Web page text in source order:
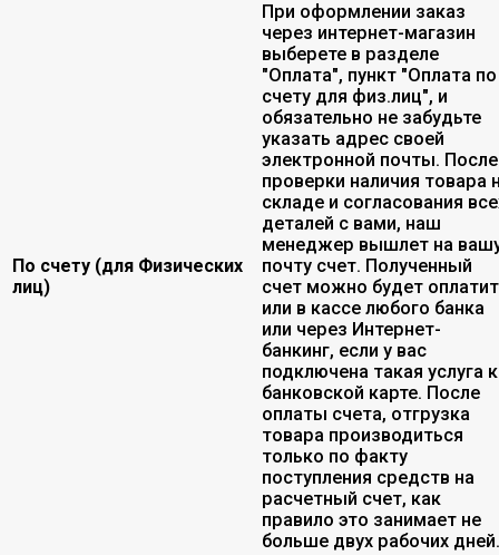
По счету (для Физических
лиц)
При оформлении заказ
через интернет-магазин
выберете в разделе
"Оплата", пункт "Оплата по
счету для физ.лиц", и
обязательно не забудьте
указать адрес своей
электронной почты. После
проверки наличия товара
складе и согласования
деталей с вами, наш
менеджер вышлет на
почту счет. Полученный
счет можно будет
или в кассе любого банка
или через Интернет-
банкинг, если у вас
подключена такая услуга к
банковской карте. После
оплаты счета, отгрузка
товара производиться
только по факту
поступления средств на
расчетный счет, как
правило это занимает не
больше двух рабочих дней.